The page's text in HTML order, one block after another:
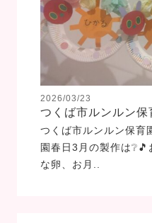
2026/03/23
つくば市ルンルン保
つくば市ルンルン保育
園春日3月の製作は
な卵、お月..